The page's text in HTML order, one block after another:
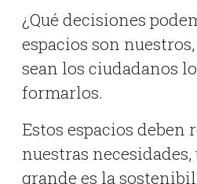
¿Qué decisiones
espacios son
sean los ciudadanos
formarlos.
Estos espacios deben
nuestras
grande es la